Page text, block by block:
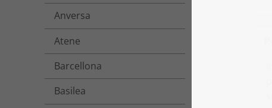
Anversa
Atene
Barcellona
Basilea